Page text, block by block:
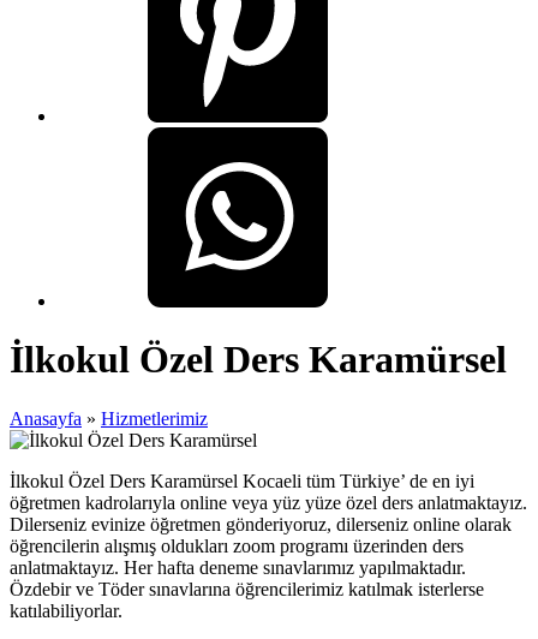
İlkokul Özel Ders Karamürsel
Anasayfa » Hizmetlerimiz
İlkokul Özel Ders Karamürsel Kocaeli tüm Türkiye’ de en iyi
öğretmen kadrolarıyla online veya yüz yüze özel ders anlatmaktayız.
Dilerseniz evinize öğretmen gönderiyoruz, dilerseniz online olarak
öğrencilerin alışmış oldukları zoom programı üzerinden ders
anlatmaktayız. Her hafta deneme sınavlarımız yapılmaktadır.
Özdebir ve Töder sınavlarına öğrencilerimiz katılmak isterlerse
katılabiliyorlar.